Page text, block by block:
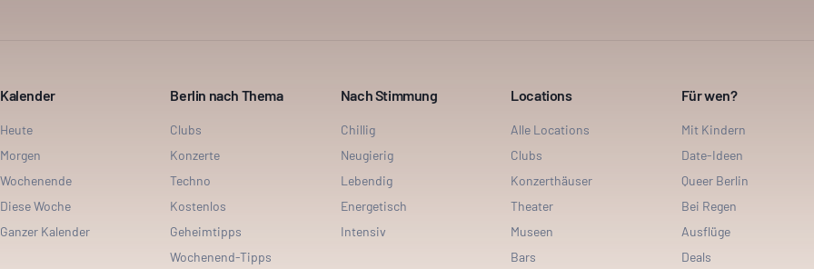
Kalender
Heute
Morgen
Wochenende
Diese Woche
Ganzer Kalender
Berlin nach Thema
Clubs
Konzerte
Techno
Kostenlos
Geheimtipps
Wochenend-Tipps
Nach Stimmung
Chillig
Neugierig
Lebendig
Energetisch
Intensiv
Locations
Alle Locations
Clubs
Konzerthäuser
Theater
Museen
Bars
Für wen?
Mit Kindern
Date-Ideen
Queer Berlin
Bei Regen
Ausflüge
Deals